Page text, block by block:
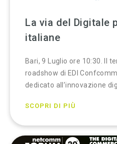
La via del Digitale
italiane
Bari, 9 Luglio ore 10:30. Il
roadshow di EDI
dedicato all’innovazione
SCOPRI DI PIÙ